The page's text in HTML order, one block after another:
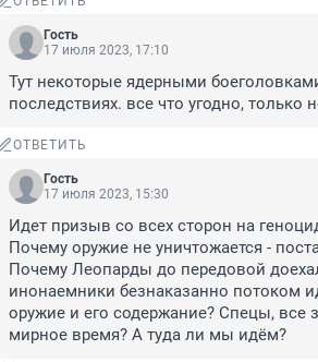
Гость
17 июля 2023, 17:10
Тут некоторые ядерными
последствиях. все что угодно, только
ОТВЕТИТЬ
Гость
17 июля 2023, 15:30
Идет призыв со всех сторон на
Почему оружие не уничтожается -
Почему Леопарды до передовой
инонаемники безнаказанно потоком
оружие и его содержание? Спецы, все
мирное время? А туда ли мы идём?